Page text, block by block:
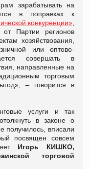
зарабатывать на
в поправках к
конкуренции»
Партии регионов
хозяйствования,
или оптово-
совершать в
направленные на
торговым
– говорится в
услуги и так
в законе о
получилось, вписали
посвящен совсем
Игорь КИШКО,
торговой